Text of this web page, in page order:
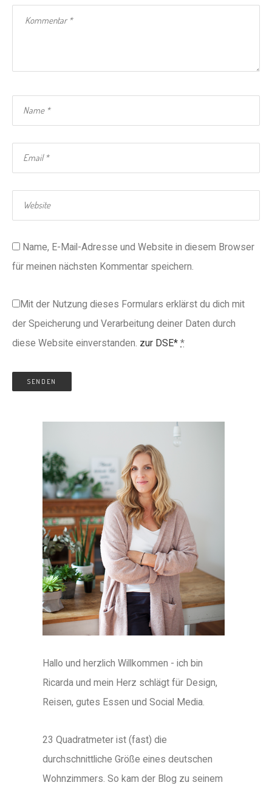
Name, E-Mail-Adresse und Website in diesem Browser
für meinen nächsten Kommentar speichern.
Mit der Nutzung dieses Formulars erklärst du dich mit
der Speicherung und Verarbeitung deiner Daten durch
diese Website einverstanden. zur DSE* *
Hallo und herzlich Willkommen - ich bin
Ricarda und mein Herz schlägt für Design,
Reisen, gutes Essen und Social Media.
23 Quadratmeter ist (fast) die
durchschnittliche Größe eines deutschen
Wohnzimmers. So kam der Blog zu seinem